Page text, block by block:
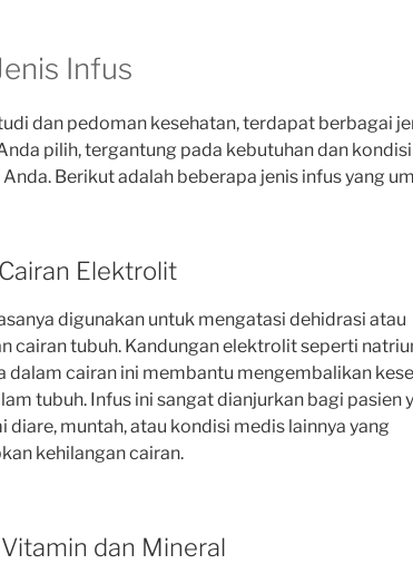
Infus
dan pedoman kesehatan, terdapat berbagai
pilih, tergantung pada kebutuhan dan kondisi
Berikut adalah beberapa jenis infus yang
Elektrolit
digunakan untuk mengatasi dehidrasi atau
cairan tubuh. Kandungan elektrolit seperti
dalam cairan ini membantu mengembalikan
tubuh. Infus ini sangat dianjurkan bagi pasien
diare, muntah, atau kondisi medis lainnya yang
kehilangan cairan.
dan Mineral